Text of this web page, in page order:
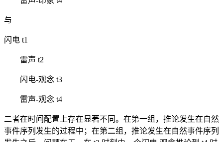
与
闪电 t1
雷声 t2
闪电-观念 t3
雷声-观念 t4
二者在时间配置上存在显著不同。在第一组，推论发生在自然
事件序列发生的过程中；在第二组，推论发生在自然事件序列